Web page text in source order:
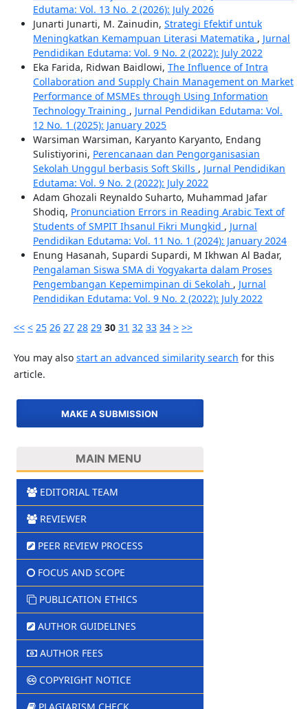
Edutama: Vol. 13 No. 2 (2026): July 2026
Junarti Junarti, M. Zainudin, Strategi Efektif untuk
Meningkatkan Kemampuan Literasi Matematika , Jurnal
Pendidikan Edutama: Vol. 9 No. 2 (2022): July 2022
Eka Farida, Ridwan Baidlowi, The Influence of Intra
Collaboration and Supply Chain Management on Market
Performance of MSMEs through Using Information
Technology Training , Jurnal Pendidikan Edutama: Vol.
12 No. 1 (2025): January 2025
Warsiman Warsiman, Karyanto Karyanto, Endang
Sulistiyorini, Perencanaan dan Pengorganisasian
Sekolah Unggul berbasis Soft Skills , Jurnal Pendidikan
Edutama: Vol. 9 No. 2 (2022): July 2022
Adam Ghozali Reynaldo Suharto, Muhammad Jafar
Shodiq, Pronunciation Errors in Reading Arabic Text of
Students of SMPIT Ihsanul Fikri Mungkid , Jurnal
Pendidikan Edutama: Vol. 11 No. 1 (2024): January 2024
Enung Hasanah, Supardi Supardi, M Ikhwan Al Badar,
Pengalaman Siswa SMA di Yogyakarta dalam Proses
Pengembangan Kepemimpinan di Sekolah , Jurnal
Pendidikan Edutama: Vol. 9 No. 2 (2022): July 2022
<< < 25 26 27 28 29 30 31 32 33 34 > >>
You may also start an advanced similarity search for this
article.
MAKE A SUBMISSION
MAIN MENU
EDITORIAL TEAM
REVIEWER
PEER REVIEW PROCESS
FOCUS AND SCOPE
PUBLICATION ETHICS
AUTHOR GUIDELINES
AUTHOR FEES
COPYRIGHT NOTICE